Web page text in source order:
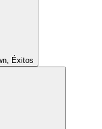
Éxitos